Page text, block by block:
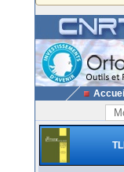
Accueil